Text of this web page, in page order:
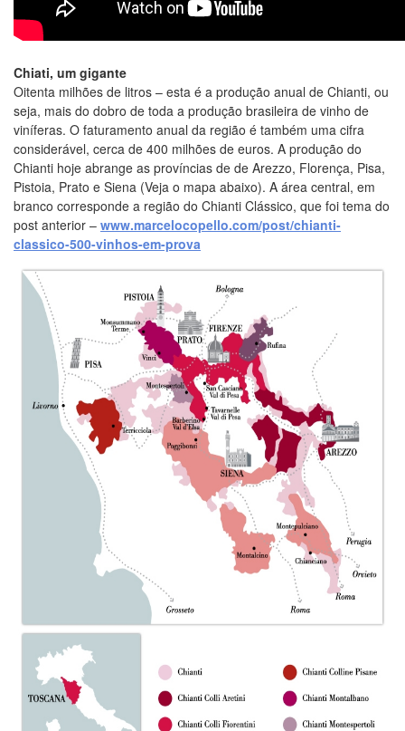
Chiati, um gigante
Oitenta milhões de litros – esta é a produção anual de Chianti, ou
seja, mais do dobro de toda a produção brasileira de vinho de
viníferas. O faturamento anual da região é também uma cifra
considerável, cerca de 400 milhões de euros. A produção do
Chianti hoje abrange as províncias de de Arezzo, Florença, Pisa,
Pistoia, Prato e Siena (Veja o mapa abaixo). A área central, em
branco corresponde a região do Chianti Clássico, que foi tema do
post anterior – www.marcelocopello.com/post/chianti-
classico-500-vinhos-em-prova